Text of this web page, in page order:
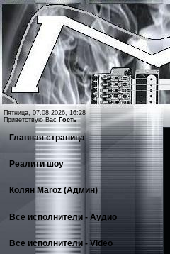
Пятница, 07.08.2026, 16:28
Приветствую Вас Гость
Главная страница
Реалити шоу
Колян Maroz (Админ)
Все исполнители - Аудио
Все исполнители - Video